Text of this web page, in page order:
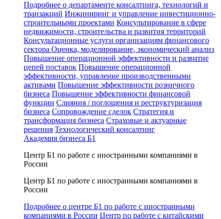
Подробнее о департаменте консалтинга, технологий и
транзакций Инжиниринг и управление инвестиционно-
строительными проектами Консультирование в сфере
недвижимости, строительства и развития территорий
Консультационные услуги организациям финансового
сектора Оценка, моделирование, экономический анализ
Повышение операционной эффективности и развитие
цепей поставок Повышение операционной
эффективности, управление производственными
активами Повышение эффективности розничного
бизнеса Повышение эффективности финансовой
функции Слияния / поглощения и реструктуризация
бизнеса Сопровождение сделок Стратегия и
трансформация бизнеса Страховые и актуарные
решения Технологический консалтинг
Академия бизнеса Б1
Центр Б1 по работе с иностранными компаниями в
России
Центр Б1 по работе с иностранными компаниями в
России
Подробнее о центре Б1 по работе с иностранными
компаниями в России Центр по работе с китайскими